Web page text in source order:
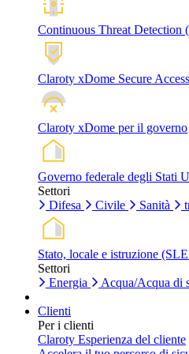
Continuous Threat Detection
Claroty xDome Secure Access
Claroty xDome per il governo
Governo federale degli Stati
Settori
Difesa
Civile Sanità
Stato, locale e istruzione
Settori
Energia
Acqua/Acqua di
Clienti
Per i clienti
Claroty Esperienza del cliente